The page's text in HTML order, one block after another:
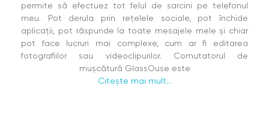
permite să efectuez tot felul de sarcini pe telefonul
meu. Pot derula prin rețelele sociale, pot închide
aplicații, pot răspunde la toate mesajele mele și chiar
pot face lucruri mai complexe, cum ar fi editarea
fotografiilor sau videoclipurilor. Comutatorul de
mușcătură GlassOuse este
Citește mai mult...